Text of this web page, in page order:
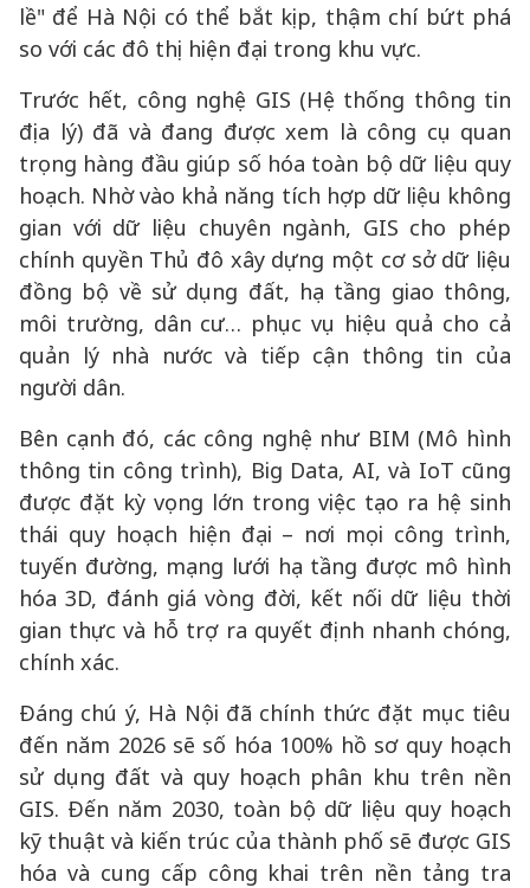
lề" để Hà Nội có thể bắt kịp, thậm chí bứt phá
so với các đô thị hiện đại trong khu vực.
Trước hết, công nghệ GIS (Hệ thống thông tin
địa lý) đã và đang được xem là công cụ quan
trọng hàng đầu giúp số hóa toàn bộ dữ liệu quy
hoạch. Nhờ vào khả năng tích hợp dữ liệu không
gian với dữ liệu chuyên ngành, GIS cho phép
chính quyền Thủ đô xây dựng một cơ sở dữ liệu
đồng bộ về sử dụng đất, hạ tầng giao thông,
môi trường, dân cư… phục vụ hiệu quả cho cả
quản lý nhà nước và tiếp cận thông tin của
người dân.
Bên cạnh đó, các công nghệ như BIM (Mô hình
thông tin công trình), Big Data, AI, và IoT cũng
được đặt kỳ vọng lớn trong việc tạo ra hệ sinh
thái quy hoạch hiện đại – nơi mọi công trình,
tuyến đường, mạng lưới hạ tầng được mô hình
hóa 3D, đánh giá vòng đời, kết nối dữ liệu thời
gian thực và hỗ trợ ra quyết định nhanh chóng,
chính xác.
Đáng chú ý, Hà Nội đã chính thức đặt mục tiêu
đến năm 2026 sẽ số hóa 100% hồ sơ quy hoạch
sử dụng đất và quy hoạch phân khu trên nền
GIS. Đến năm 2030, toàn bộ dữ liệu quy hoạch
kỹ thuật và kiến trúc của thành phố sẽ được GIS
hóa và cung cấp công khai trên nền tảng tra